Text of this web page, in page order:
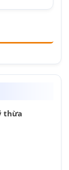
thừa